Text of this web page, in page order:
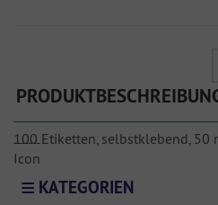
100 Etiketten, selbstklebend, 50
Icon
KATEGORIEN